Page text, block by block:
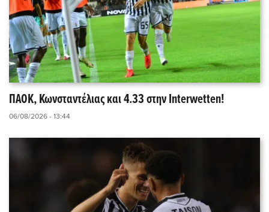
ΠΑΟΚ, Κωνσταντέλιας και 4.33 στην Interwetten!
06/08/2026 - 13:44